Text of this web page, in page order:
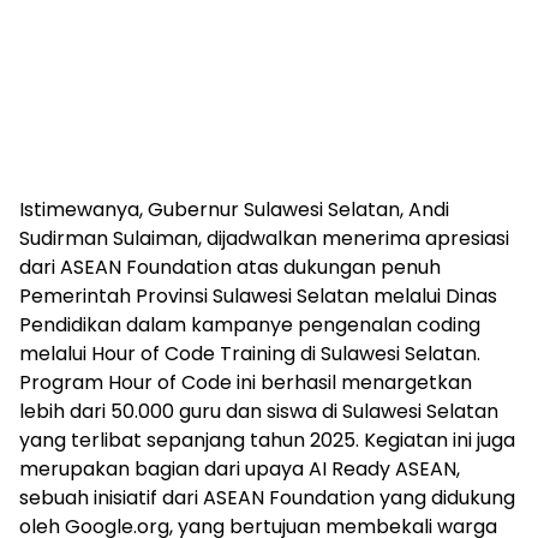
Istimewanya, Gubernur Sulawesi Selatan, Andi
Sudirman Sulaiman, dijadwalkan menerima apresiasi
dari ASEAN Foundation atas dukungan penuh
Pemerintah Provinsi Sulawesi Selatan melalui Dinas
Pendidikan dalam kampanye pengenalan coding
melalui Hour of Code Training di Sulawesi Selatan.
Program Hour of Code ini berhasil menargetkan
lebih dari 50.000 guru dan siswa di Sulawesi Selatan
yang terlibat sepanjang tahun 2025. Kegiatan ini juga
merupakan bagian dari upaya AI Ready ASEAN,
sebuah inisiatif dari ASEAN Foundation yang didukung
oleh Google.org, yang bertujuan membekali warga